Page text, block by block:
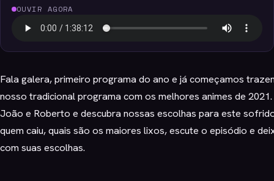
OUVIR AGORA
Fala galera, primeiro programa do ano e já começamos
nosso tradicional programa com os melhores animes de
João e Roberto e descubra nossas escolhas para este
quem caiu, quais são os maiores lixos, escute o episódio e
com suas escolhas.